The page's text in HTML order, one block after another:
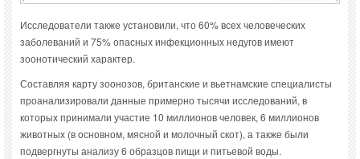
Исследователи также установили, что 60% всех человеческих
заболеваний и 75% опасных инфекционных недугов имеют
зоонотический характер.
Составляя карту зоонозов, британские и вьетнамские специалисты
проанализировали данные примерно тысячи исследований, в
которых принимали участие 10 миллионов человек, 6 миллионов
животных (в основном, мясной и молочный скот), а также были
подвергнуты анализу 6 образцов пищи и питьевой воды.